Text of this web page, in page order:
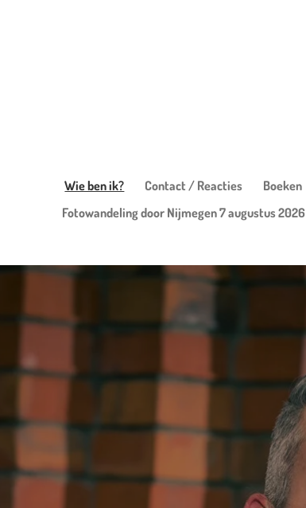
Wie ben ik? Contact / Reacties Boeken
Fotowandeling door Nijmegen 7 augustus 2026